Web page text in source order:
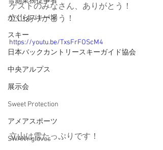
かぐらスキー場
スキー
日本バックカントリースキーガイド協会
中央アルプス
展示会
Sweet Protection
アメアスポーツ
SWANY gloves
ゲストのみなさん、ありがとう！
立山ありがとう！
https://youtu.be/TxsFrFOScM4
立山は雪たっぷりです！